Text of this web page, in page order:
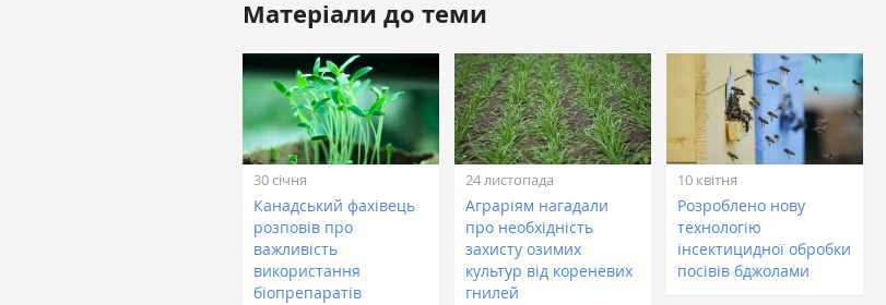
Матеріали до теми
30 січня
Канадський фахівець
розповів про
важливість
використання
біопрепаратів
24 листопада
Аграріям нагадали
про необхідність
захисту озимих
культур від кореневих
гнилей
10 квітня
Розроблено нову
технологію
інсектицидної обробки
посівів бджолами